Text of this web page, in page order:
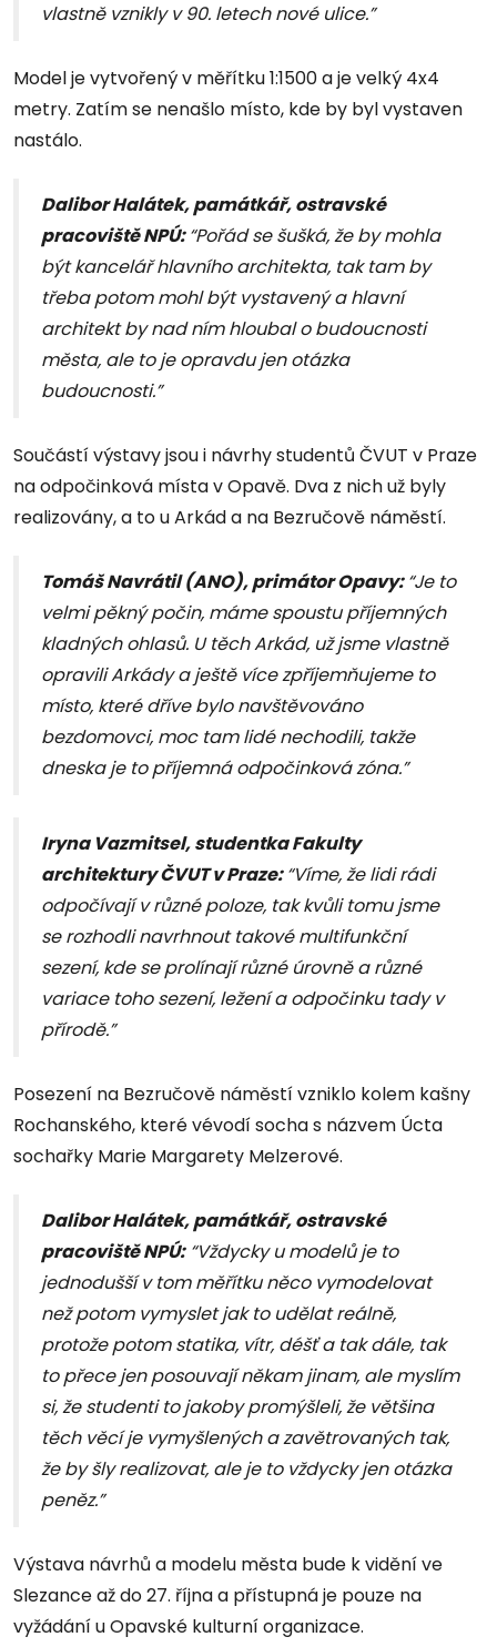
vlastně vznikly v 90. letech nové ulice.”
Model je vytvořený v měřítku 1:1500 a je velký 4x4
metry. Zatím se nenašlo místo, kde by byl vystaven
nastálo.
Dalibor Halátek, památkář, ostravské
pracoviště NPÚ:“Pořád se šušká, že by mohla
být kancelář hlavního architekta, tak tam by
třeba potom mohl být vystavený a hlavní
architekt by nad ním hloubal o budoucnosti
města, ale to je opravdu jen otázka
budoucnosti.”
Součástí výstavy jsou i návrhy studentů ČVUT v Praze
na odpočinková místa v Opavě. Dva z nich už byly
realizovány, a to u Arkád a na Bezručově náměstí.
Tomáš Navrátil (ANO), primátor Opavy:“Je to
velmi pěkný počin, máme spoustu příjemných
kladných ohlasů. U těch Arkád, už jsme vlastně
opravili Arkády a ještě více zpříjemňujeme to
místo, které dříve bylo navštěvováno
bezdomovci, moc tam lidé nechodili, takže
dneska je to příjemná odpočinková zóna.”
Iryna Vazmitsel, studentka Fakulty
architektury ČVUT v Praze:“Víme, že lidi rádi
odpočívají v různé poloze, tak kvůli tomu jsme
se rozhodli navrhnout takové multifunkční
sezení, kde se prolínají různé úrovně a různé
variace toho sezení, ležení a odpočinku tady v
přírodě.”
Posezení na Bezručově náměstí vzniklo kolem kašny
Rochanského, které vévodí socha s názvem Úcta
sochařky Marie Margarety Melzerové.
Dalibor Halátek, památkář, ostravské
pracoviště NPÚ:“Vždycky u modelů je to
jednodušší v tom měřítku něco vymodelovat
než potom vymyslet jak to udělat reálně,
protože potom statika, vítr, déšť a tak dále, tak
to přece jen posouvají někam jinam, ale myslím
si, že studenti to jakoby promýšleli, že většina
těch věcí je vymyšlených a zavětrovaných tak,
že by šly realizovat, ale je to vždycky jen otázka
peněz.”
Výstava návrhů a modelu města bude k vidění ve
Slezance až do 27. října a přístupná je pouze na
vyžádání u Opavské kulturní organizace.